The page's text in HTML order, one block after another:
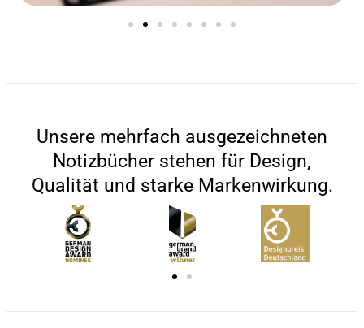
Unsere mehrfach ausgezeichneten
Notizbücher stehen für Design,
Qualität und starke Markenwirkung.